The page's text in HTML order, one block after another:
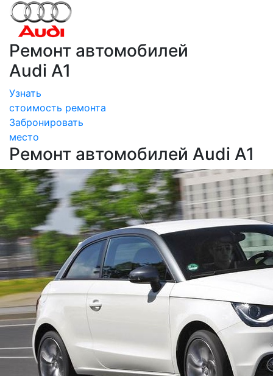
Ремонт автомобилей
Audi A1
Узнать
стоимость ремонта
Забронировать
место
Ремонт автомобилей Audi A1